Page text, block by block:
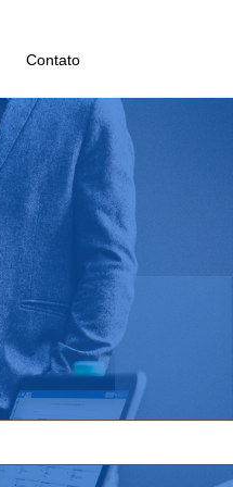
Contato